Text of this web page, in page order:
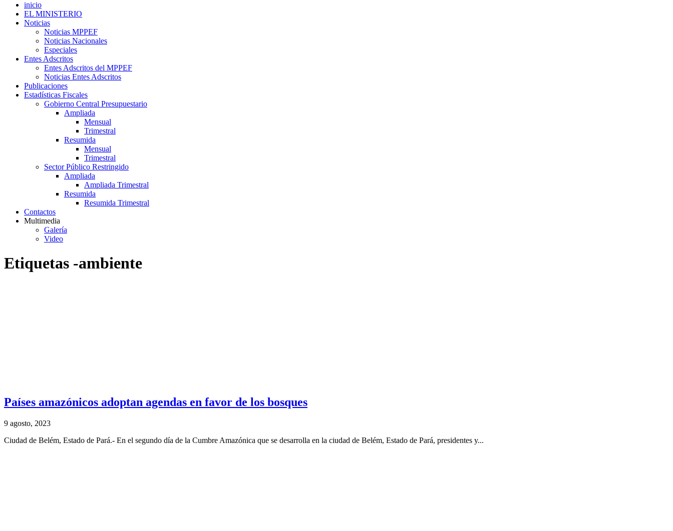
inicio
EL MINISTERIO
Noticias
Noticias MPPEF
Noticias Nacionales
Especiales
Entes Adscritos
Entes Adscritos del MPPEF
Noticias Entes Adscritos
Publicaciones
Estadísticas Fiscales
Gobierno Central Presupuestario
Ampliada
Mensual
Trimestral
Resumida
Mensual
Trimestral
Sector Público Restringido
Ampliada
Ampliada Trimestral
Resumida
Resumida Trimestral
Contactos
Multimedia
Galería
Video
Etiquetas -ambiente
Países amazónicos adoptan agendas en favor de los bosques
9 agosto, 2023
Ciudad de Belém, Estado de Pará.- En el segundo día de la Cumbre Amazónica que se desarrolla en la ciudad de Belém, Estado de Pará, presidentes y...